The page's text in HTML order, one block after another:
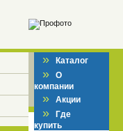
» Каталог
» О
компании
» Акции
» Где
купить